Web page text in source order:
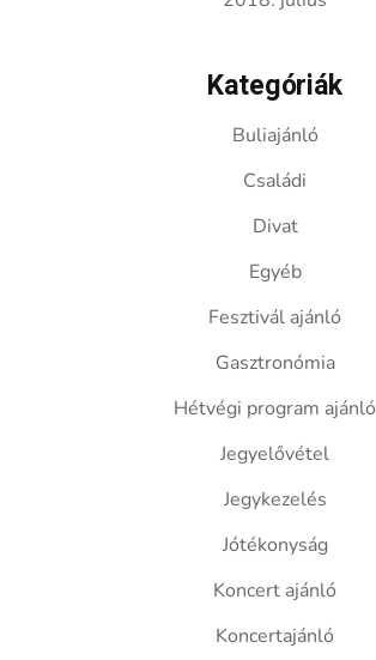
Kategóriák
Buliajánló
Családi
Divat
Egyéb
Fesztivál ajánló
Gasztronómia
Hétvégi program ajánló
Jegyelővétel
Jegykezelés
Jótékonyság
Koncert ajánló
Koncertajánló